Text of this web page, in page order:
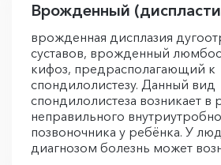
Врожденный
врожденная дисплазия
суставов, врожденный
кифоз, предрасполагающий к
спондилолистезу. Данный вид
спондилолистеза возникает в
неправильного
позвоночника у ребёнка. У
диагнозом болезнь может